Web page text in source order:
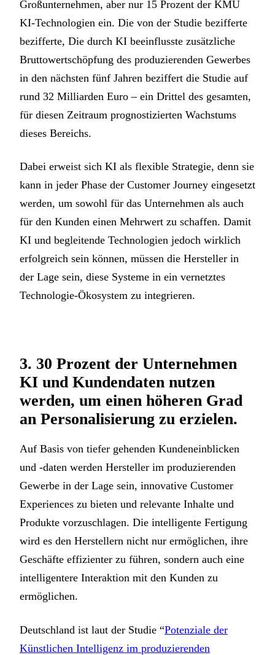
Großunternehmen, aber nur 15 Prozent der KMU
KI-Technologien ein. Die von der Studie bezifferte
bezifferte, Die durch KI beeinflusste zusätzliche
Bruttowertschöpfung des produzierenden Gewerbes
in den nächsten fünf Jahren beziffert die Studie auf
rund 32 Milliarden Euro – ein Drittel des gesamten,
für diesen Zeitraum prognostizierten Wachstums
dieses Bereichs.
Dabei erweist sich KI als flexible Strategie, denn sie
kann in jeder Phase der Customer Journey eingesetzt
werden, um sowohl für das Unternehmen als auch
für den Kunden einen Mehrwert zu schaffen. Damit
KI und begleitende Technologien jedoch wirklich
erfolgreich sein können, müssen die Hersteller in
der Lage sein, diese Systeme in ein vernetztes
Technologie-Ökosystem zu integrieren.
3. 30 Prozent der Unternehmen
KI und Kundendaten nutzen
werden, um einen höheren Grad
an Personalisierung zu erzielen.
Auf Basis von tiefer gehenden Kundeneinblicken
und -daten werden Hersteller im produzierenden
Gewerbe in der Lage sein, innovative Customer
Experiences zu bieten und relevante Inhalte und
Produkte vorzuschlagen. Die intelligente Fertigung
wird es den Herstellern nicht nur ermöglichen, ihre
Geschäfte effizienter zu führen, sondern auch eine
intelligentere Interaktion mit den Kunden zu
ermöglichen.
Deutschland ist laut der Studie “Potenziale der
Künstlichen Intelligenz im produzierenden